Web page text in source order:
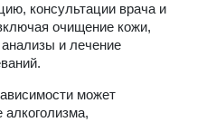
консультации врача и
очищение кожи,
и лечение
может
алкоголизма,